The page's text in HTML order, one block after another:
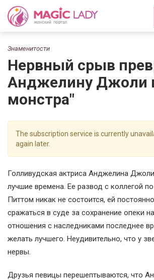
Знаменитости
Нервный срыв
Анджелину Джоли
монстра"
The subscription service is currently
again later.
Голливудская актриса Анджелина
лучшие времена. Ее развод с коллегой
Питтом никак не состоится, ей
сражаться в суде за сохранение опеки
отношения с наследниками последнее
желать лучшего. Неудивительно, что у
нервы.
Друзья певицы перешептываются, что